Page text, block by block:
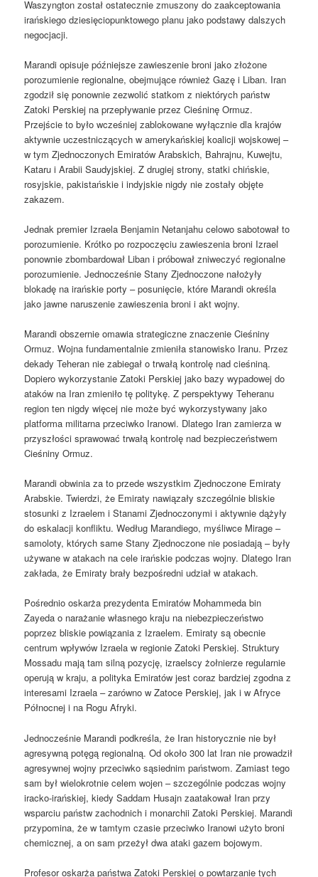
Waszyngton został ostatecznie zmuszony do zaakceptowania
irańskiego dziesięciopunktowego planu jako podstawy dalszych
negocjacji.
Marandi opisuje późniejsze zawieszenie broni jako złożone
porozumienie regionalne, obejmujące również Gazę i Liban. Iran
zgodził się ponownie zezwolić statkom z niektórych państw
Zatoki Perskiej na przepływanie przez Cieśninę Ormuz.
Przejście to było wcześniej zablokowane wyłącznie dla krajów
aktywnie uczestniczących w amerykańskiej koalicji wojskowej –
w tym Zjednoczonych Emiratów Arabskich, Bahrajnu, Kuwejtu,
Kataru i Arabii Saudyjskiej. Z drugiej strony, statki chińskie,
rosyjskie, pakistańskie i indyjskie nigdy nie zostały objęte
zakazem.
Jednak premier Izraela Benjamin Netanjahu celowo sabotował to
porozumienie. Krótko po rozpoczęciu zawieszenia broni Izrael
ponownie zbombardował Liban i próbował zniweczyć regionalne
porozumienie. Jednocześnie Stany Zjednoczone nałożyły
blokadę na irańskie porty – posunięcie, które Marandi określa
jako jawne naruszenie zawieszenia broni i akt wojny.
Marandi obszernie omawia strategiczne znaczenie Cieśniny
Ormuz. Wojna fundamentalnie zmieniła stanowisko Iranu. Przez
dekady Teheran nie zabiegał o trwałą kontrolę nad cieśniną.
Dopiero wykorzystanie Zatoki Perskiej jako bazy wypadowej do
ataków na Iran zmieniło tę politykę. Z perspektywy Teheranu
region ten nigdy więcej nie może być wykorzystywany jako
platforma militarna przeciwko Iranowi. Dlatego Iran zamierza w
przyszłości sprawować trwałą kontrolę nad bezpieczeństwem
Cieśniny Ormuz.
Marandi obwinia za to przede wszystkim Zjednoczone Emiraty
Arabskie. Twierdzi, że Emiraty nawiązały szczególnie bliskie
stosunki z Izraelem i Stanami Zjednoczonymi i aktywnie dążyły
do ​​eskalacji konfliktu. Według Marandiego, myśliwce Mirage –
samoloty, których same Stany Zjednoczone nie posiadają – były
używane w atakach na cele irańskie podczas wojny. Dlatego Iran
zakłada, że ​​Emiraty brały bezpośredni udział w atakach.
Pośrednio oskarża prezydenta Emiratów Mohammeda bin
Zayeda o narażanie własnego kraju na niebezpieczeństwo
poprzez bliskie powiązania z Izraelem. Emiraty są obecnie
centrum wpływów Izraela w regionie Zatoki Perskiej. Struktury
Mossadu mają tam silną pozycję, izraelscy żołnierze regularnie
operują w kraju, a polityka Emiratów jest coraz bardziej zgodna z
interesami Izraela – zarówno w Zatoce Perskiej, jak i w Afryce
Północnej i na Rogu Afryki.
Jednocześnie Marandi podkreśla, że ​​Iran historycznie nie był
agresywną potęgą regionalną. Od około 300 lat Iran nie prowadził
agresywnej wojny przeciwko sąsiednim państwom. Zamiast tego
sam był wielokrotnie celem wojen – szczególnie podczas wojny
iracko-irańskiej, kiedy Saddam Husajn zaatakował Iran przy
wsparciu państw zachodnich i monarchii Zatoki Perskiej. Marandi
przypomina, że ​​w tamtym czasie przeciwko Iranowi użyto broni
chemicznej, a on sam przeżył dwa ataki gazem bojowym.
Profesor oskarża państwa Zatoki Perskiej o powtarzanie tych